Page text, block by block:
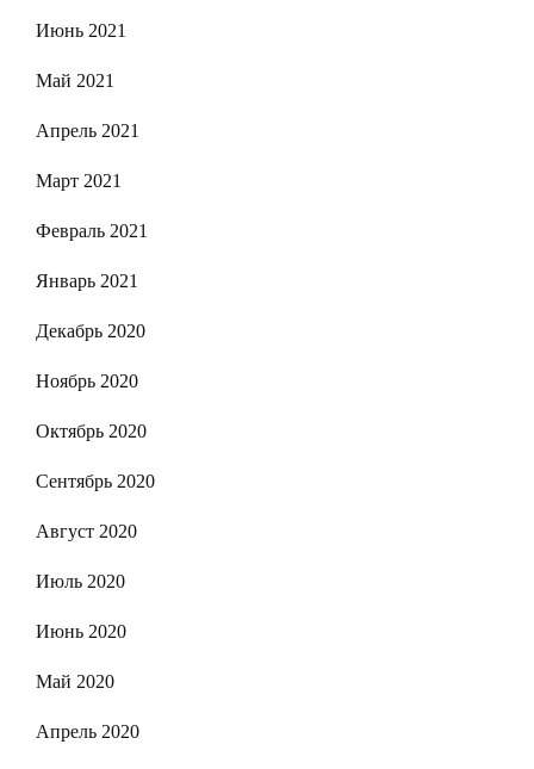
Июнь 2021
Май 2021
Апрель 2021
Март 2021
Февраль 2021
Январь 2021
Декабрь 2020
Ноябрь 2020
Октябрь 2020
Сентябрь 2020
Август 2020
Июль 2020
Июнь 2020
Май 2020
Апрель 2020